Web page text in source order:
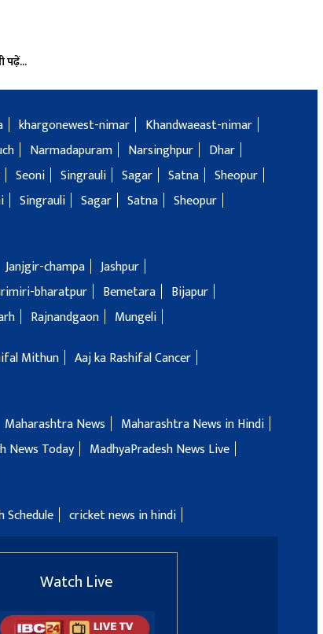
पढ़ें...
khargonewest-nimar
Khandwaeast-nimar
Narmadapuram Narsinghpur
Dhar
Seoni Singrauli Sagar Satna
Sheopur
Singrauli Sagar Satna
Sheopur
Janjgir-champa
Jashpur
bharatpur Bemetara
Bijapur
Rajnandgaon Mungeli
Mithun
Aaj ka Rashifal Cancer
Maharashtra News
Maharashtra News in Hindi
News Today
MadhyaPradesh News Live
Schedule cricket news in hindi
Watch Live